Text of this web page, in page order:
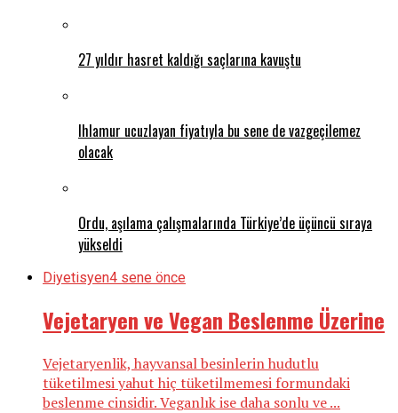
27 yıldır hasret kaldığı saçlarına kavuştu
Ihlamur ucuzlayan fiyatıyla bu sene de vazgeçilemez
olacak
Ordu, aşılama çalışmalarında Türkiye’de üçüncü sıraya
yükseldi
Diyetisyen4 sene önce
Vejetaryen ve Vegan Beslenme Üzerine
Vejetaryenlik, hayvansal besinlerin hudutlu
tüketilmesi yahut hiç tüketilmemesi formundaki
beslenme cinsidir. Veganlık ise daha sonlu ve ...